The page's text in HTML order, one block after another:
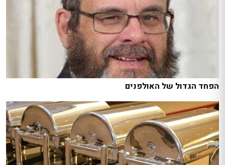
הפחד הגדול של האולפנים